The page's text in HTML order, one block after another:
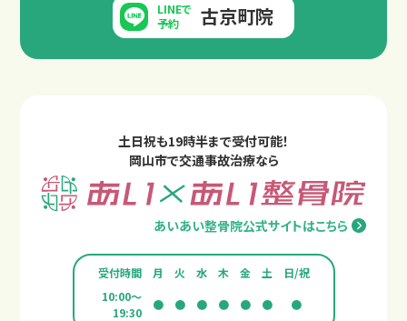
LINEで
予約
古京町院
土日祝も19時半まで受付可能！
岡山市で交通事故治療なら
あいあい整骨院公式サイトはこちら
受付時間 月 火 水 木 金 土
日/祝
10:00～
19:30
● ● ● ● ● ● ●